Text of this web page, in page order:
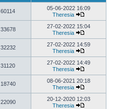
60114
05-06-2022 16:09
Theresia
33678
27-02-2022 15:04
Theresia
32232
27-02-2022 14:59
Theresia
31120
27-02-2022 14:49
Theresia
18740
08-06-2021 20:18
Theresia
22090
20-12-2020 12:03
Theresia